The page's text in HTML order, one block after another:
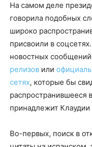
На самом деле
говорила подобных
широко
присвоили в
новостных
релизов или
сетях, которые бы
распространившееся
принадлежит
Во-первых, поиск в